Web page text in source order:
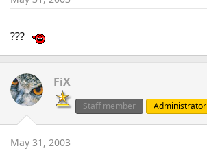
???
FiX
Staff member Administrator
May 31, 2003